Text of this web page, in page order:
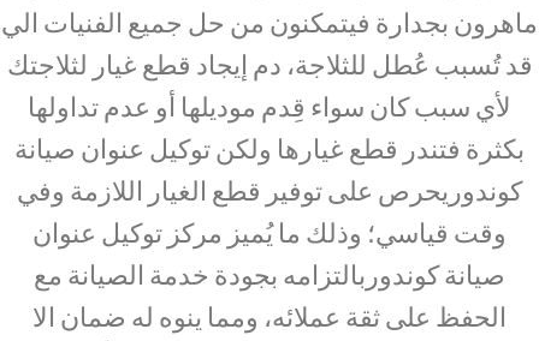
ماهرون بجدارة فيتمكنون من حل جميع الفنيات الي
قد تُسبب عُطل للثلاجة، دم إيجاد قطع غيار لثلاجتك
لأي سبب كان سواء قِدم موديلها أو عدم تداولها
بكثرة فتندر قطع غيارها ولكن توكيل عنوان صيانة
كوندوريحرص على توفير قطع الغيار اللازمة وفي
وقت قياسي؛ وذلك ما يُميز مركز توكيل عنوان
صيانة كوندوربالتزامه بجودة خدمة الصيانة مع
الحفظ على ثقة عملائه، ومما ينوه له ضمان الا